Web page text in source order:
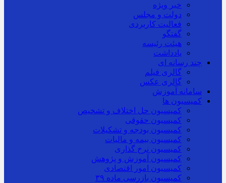
خبر ویژه
دولت و مجلس
فعالیت کاربردی
گفتگو
هیئت رئیسه
یادداشت
چند رسانه ای
گالری فیلم
گالری عکس
سامانه آموزش
کمیسیون ها
کمیسیون حل اختلاف و تشخیص
کمیسیون حقوقی
کمیسیون بودجه و تشکیلات
کمیسیون بیمه و مالیات
کمیسیون نرخ گذاری
کمیسیون آموزش و پژوهش
کمیسیون امور اقتصادی
کمیسیون بازرسی ماده ۳۹